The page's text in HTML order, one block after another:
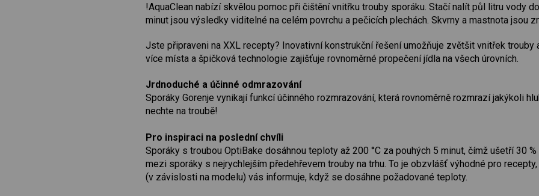
!AquaClean nabízí skvělou pomoc při čištění vnitřku trouby sporáku. Stačí nalít půl litru vody
minut jsou výsledky viditelné na celém povrchu a pečicích plechách. Skvrny a mastnota jsou
Jste připraveni na XXL recepty? Inovativní konstrukční řešení umožňuje zvětšit vnitřek
více místa a špičková technologie zajišťuje rovnoměrné propečení jídla na všech úrovních.
Jrdnoduché a účinné odmrazování
Sporáky Gorenje vynikají funkcí účinného rozmrazování, která rovnoměrně rozmrazí jakýkoli
nechte na troubě!
Pro inspiraci na poslední chvíli
Sporáky s troubou OptiBake dosáhnou teploty až 200 °C za pouhých 5 minut, čímž ušetří 30
mezi sporáky s nejrychlejším předehřevem trouby na trhu. To je obzvlášť výhodné pro
(v závislosti na modelu) vás informuje, když se dosáhne požadované teploty.